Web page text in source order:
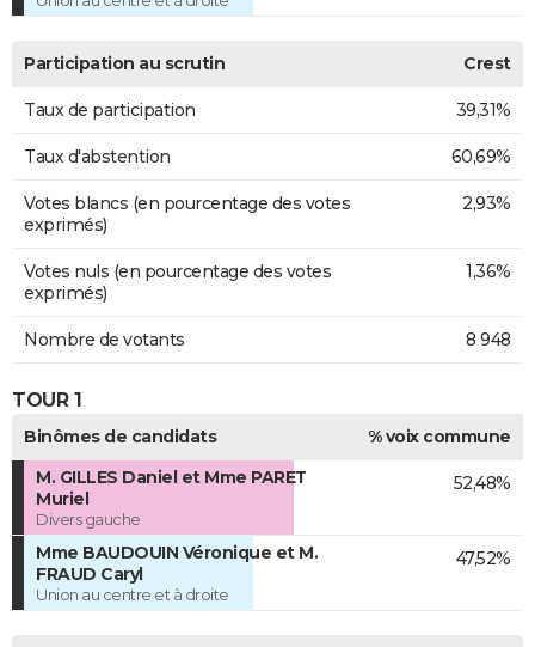
Participation au scrutin Crest
Taux de participation 39,31%
Taux d'abstention 60,69%
Votes blancs (en pourcentage des votes
exprimés)
2,93%
Votes nuls (en pourcentage des votes
exprimés)
1,36%
Nombre de votants 8 948
TOUR 1
Binômes de candidats
% voix commune
M. GILLES Daniel et Mme PARET
Muriel
Divers gauche
52,48%
Mme BAUDOUIN Véronique et M.
FRAUD Caryl
Union au centre et à droite
47,52%